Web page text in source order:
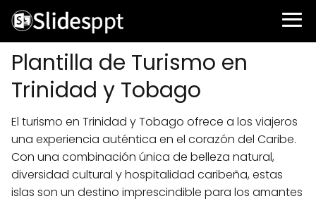
Plantilla de Turismo en
Trinidad y Tobago
El turismo en Trinidad y Tobago ofrece a los viajeros
una experiencia auténtica en el corazón del Caribe.
Con una combinación única de belleza natural,
diversidad cultural y hospitalidad caribeña, estas
islas son un destino imprescindible para los amantes